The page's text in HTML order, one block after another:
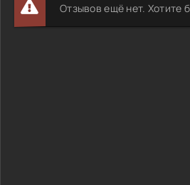
Отзывов ещё нет. Хотите